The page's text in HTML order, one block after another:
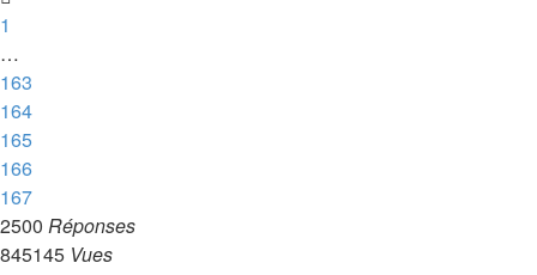
1
…
163
164
165
166
167
2500 Réponses
845145 Vues